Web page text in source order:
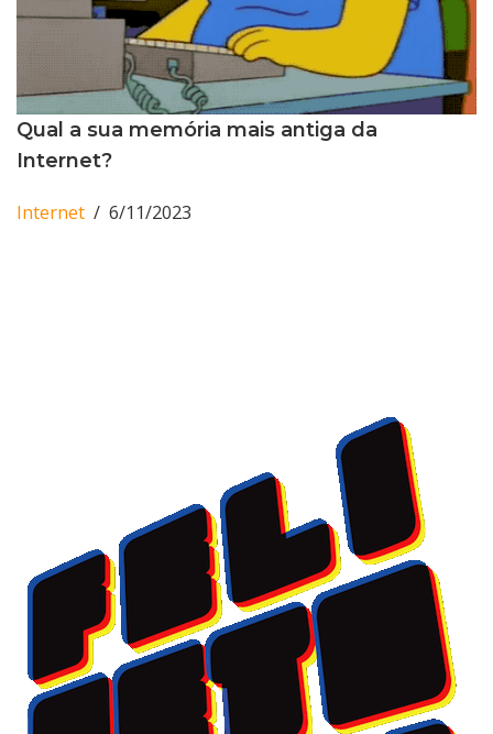
Qual a sua memória mais antiga da
Internet?
Internet 6/11/2023